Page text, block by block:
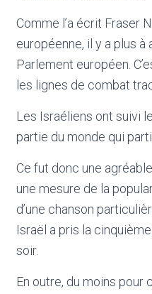
Comme l’a écrit Fraser
européenne, il y a plus à
Parlement européen.
les lignes de combat
Les Israéliens ont suivi
partie du monde qui
Ce fut donc une
une mesure de la
d’une chanson
Israël a pris la
soir.
En outre, du moins pour